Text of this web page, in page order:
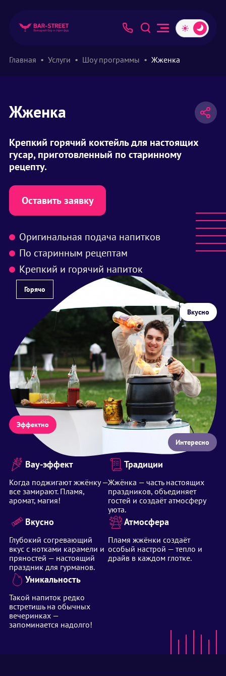
Главная Услуги Шоу программы Жженка
Горячо
Вкусно
Эффектно
Интересно
Жженка
Крепкий горячий коктейль для настоящих
гусар, приготовленный по старинному
рецепту.
Оставить заявку
Оригинальная подача напитков
По старинным рецептам
Крепкий и горячий напиток
Вау-эффект
Когда поджигают жжёнку —
все замирают. Пламя,
аромат, магия!
Традиции
Жжёнка — часть настоящих
праздников, объединяет
гостей и создаёт атмосферу
уюта.
Вкусно
Глубокий согревающий
вкус с нотками карамели и
пряностей — настоящий
праздник для гурманов.
Атмосфера
Пламя жжёнки создаёт
особый настрой — тепло и
драйв в каждом глотке.
Уникальность
Такой напиток редко
встретишь на обычных
вечеринках —
запоминается надолго!